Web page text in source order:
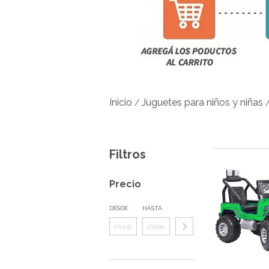
Inicio / Juguetes para niños y niñas
Filtros
Precio
DESDE HASTA